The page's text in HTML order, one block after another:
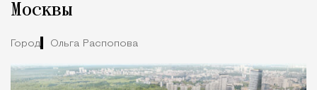
Москвы
Город Ольга Распопова